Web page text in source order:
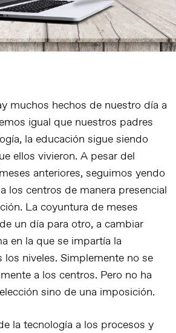
muchos hechos de nuestro día a
igual que nuestros padres
la educación sigue siendo
ellos vivieron. A pesar del
anteriores, seguimos yendo
los centros de manera presencial
La coyuntura de meses
un día para otro, a cambiar
en la que se impartía la
los niveles. Simplemente no se
a los centros. Pero no ha
sino de una imposición.
la tecnología a los procesos y